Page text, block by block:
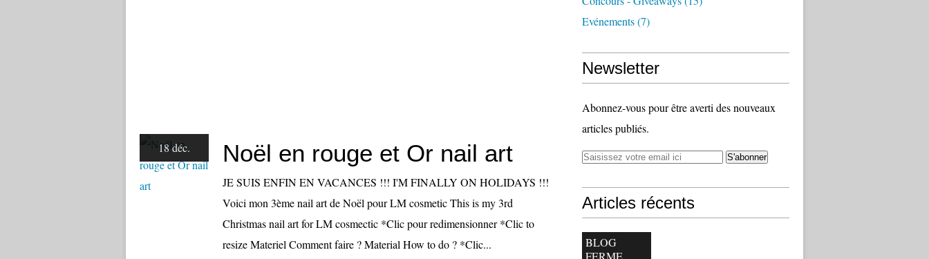
18 déc. Noël en rouge et Or nail art
JE SUIS ENFIN EN VACANCES !!! I'M FINALLY ON HOLIDAYS !!!
Voici mon 3ème nail art de Noël pour LM cosmetic This is my 3rd
Christmas nail art for LM cosmectic *Clic pour redimensionner *Clic to
resize Materiel Comment faire ? Material How to do ? *Clic...
Evénements(7)
Newsletter
Abonnez-vous pour être averti des nouveaux
articles publiés.
Articles récents
BLOG
FERME